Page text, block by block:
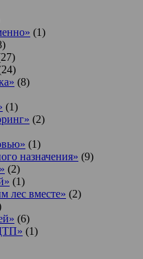
(1)
(8)
(1)
(2)
(1)
назначения» (9)
(2)
(1)
лес вместе» (2)
(6)
(1)